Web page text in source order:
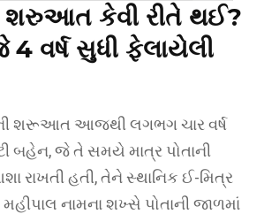
શરુઆત કેવી રીતે થઈ?
વર્ષ સુધી ફેલાયેલી
શરૂઆત આજથી લગભગ ચાર વર્ષ
બહેન, જે તે સમયે માત્ર પોતાની
રાખતી હતી, તેને સ્થાનિક ઈ-મિત્ર
નામના શખ્સે પોતાની જાળમાં